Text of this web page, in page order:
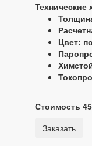
Технические
Цвет:
Стоимость
Заказать